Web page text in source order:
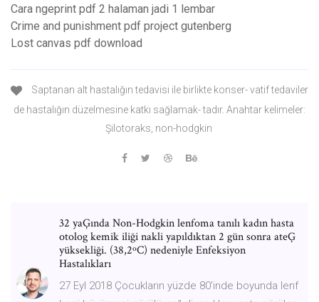
Cara ngeprint pdf 2 halaman jadi 1 lembar
Crime and punishment pdf project gutenberg
Lost canvas pdf download
Saptanan alt hastalığın tedavisi ile birlikte konser- vatif tedaviler
de hastalığın düzelmesine katkı sağlamak- tadır. Anahtar kelimeler:
Şilotoraks, non-hodgkin
32 yaĢında Non-Hodgkin lenfoma tanılı kadın hasta
otolog kemik iliği nakli yapıldıktan 2 gün sonra ateĢ
yüksekliği. (38,2ºC) nedeniyle Enfeksiyon
Hastalıkları
27 Eyl 2018 Çocukların yüzde 80'inde boyunda lenf